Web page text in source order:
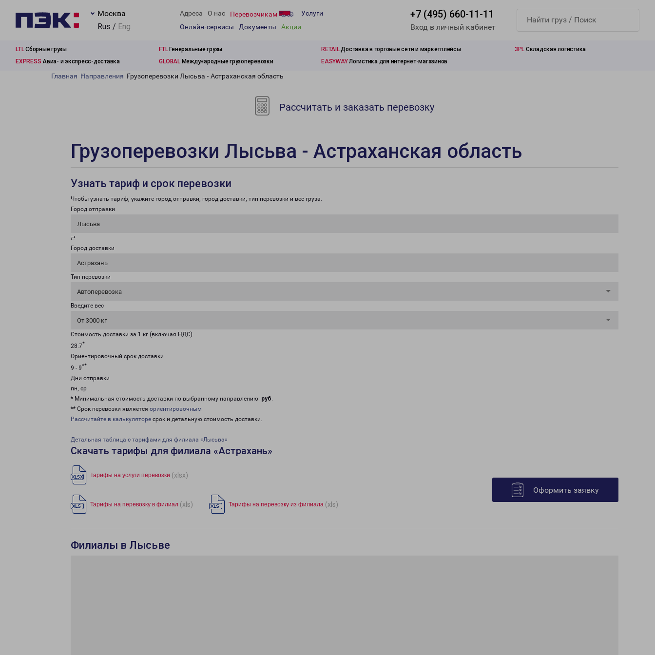
Москва
Rus / Eng
Адреса О нас Перевозчикам
Услуги
Онлайн-сервисы
Документы Акции
+7 (495) 660-11-11
Вход в личный кабинет
LTLСборные грузы FTLГенеральные грузы RETAILДоставка в торговые сети и маркетплейсы 3PL Складская логистика
EXPRESS Авиа- и экспресс-доставка GLOBALМеждународные грузоперевозки EASYWAYЛогистика для интернет-магазинов
Главная Направления Грузоперевозки Лысьва - Астраханская область
Рассчитать и заказать перевозку
Грузоперевозки Лысьва - Астраханская область
Узнать тариф и срок перевозки
Чтобы узнать тариф, укажите город отправки, город доставки, тип перевозки и вес груза.
Город отправки
Лысьва
⇄
Город доставки
Астрахань
Тип перевозки
Автоперевозка
Введите вес
От 3000 кг
Стоимость доставки за 1 кг (включая НДС)
28.7*
Ориентировочный срок доставки
9 - 9**
Дни отправки
пн, ср
* Минимальная стоимость доставки по выбранному направлению: руб.
** Срок перевозки является ориентировочным
Рассчитайте в калькуляторе срок и детальную стоимость доставки.
Детальная таблица с тарифами для филиала «Лысьва»
Скачать тарифы для филиала «Астрахань»
Тарифы на услуги перевозки (xlsx)
Тарифы на перевозку в филиал (xls) Тарифы на перевозку из филиала (xls)
Оформить заявку
Филиалы в Лысьве